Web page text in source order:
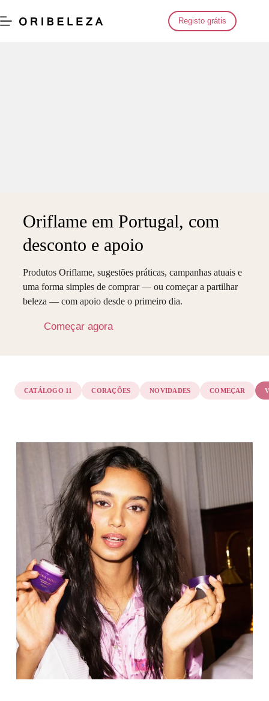
para
o
Registo grátis
Oriflame em Portugal, com
desconto e apoio
Produtos Oriflame, sugestões práticas, campanhas atuais e
uma forma simples de comprar — ou começar a partilhar
beleza — com apoio desde o primeiro dia.
Começar agora
CATÁLOGO 11 CORAÇÕES NOVIDADES COMEÇAR